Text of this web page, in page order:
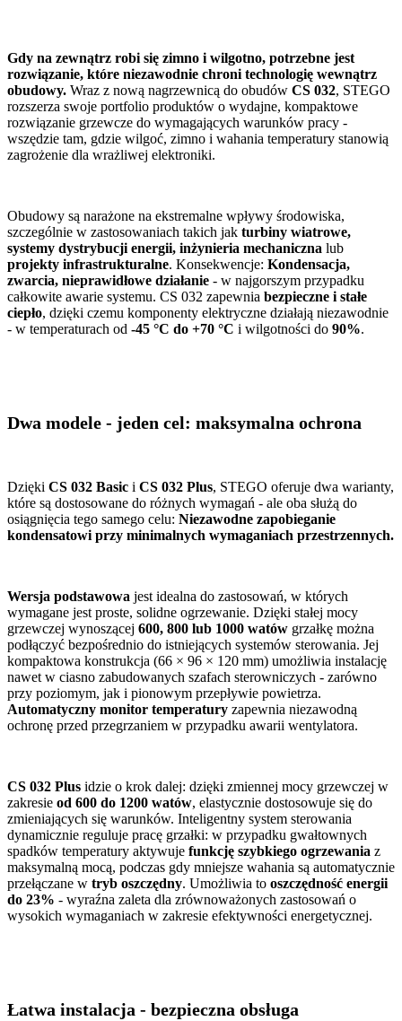
Gdy na zewnątrz robi się zimno i wilgotno, potrzebne jest
rozwiązanie, które niezawodnie chroni technologię wewnątrz
obudowy. Wraz z nową nagrzewnicą do obudów CS 032, STEGO
rozszerza swoje portfolio produktów o wydajne, kompaktowe
rozwiązanie grzewcze do wymagających warunków pracy -
wszędzie tam, gdzie wilgoć, zimno i wahania temperatury stanowią
zagrożenie dla wrażliwej elektroniki.
Obudowy są narażone na ekstremalne wpływy środowiska,
szczególnie w zastosowaniach takich jak turbiny wiatrowe,
systemy dystrybucji energii, inżynieria mechaniczna lub
projekty infrastrukturalne. Konsekwencje: Kondensacja,
zwarcia, nieprawidłowe działanie - w najgorszym przypadku
całkowite awarie systemu. CS 032 zapewnia bezpieczne i stałe
ciepło, dzięki czemu komponenty elektryczne działają niezawodnie
- w temperaturach od -45 °C do +70 °C i wilgotności do 90%.
Dwa modele - jeden cel: maksymalna ochrona
Dzięki CS 032 Basic i CS 032 Plus, STEGO oferuje dwa warianty,
które są dostosowane do różnych wymagań - ale oba służą do
osiągnięcia tego samego celu: Niezawodne zapobieganie
kondensatowi przy minimalnych wymaganiach przestrzennych.
Wersja podstawowa jest idealna do zastosowań, w których
wymagane jest proste, solidne ogrzewanie. Dzięki stałej mocy
grzewczej wynoszącej 600, 800 lub 1000 watów grzałkę można
podłączyć bezpośrednio do istniejących systemów sterowania. Jej
kompaktowa konstrukcja (66 × 96 × 120 mm) umożliwia instalację
nawet w ciasno zabudowanych szafach sterowniczych - zarówno
przy poziomym, jak i pionowym przepływie powietrza.
Automatyczny monitor temperatury zapewnia niezawodną
ochronę przed przegrzaniem w przypadku awarii wentylatora.
CS 032 Plus idzie o krok dalej: dzięki zmiennej mocy grzewczej w
zakresie od 600 do 1200 watów, elastycznie dostosowuje się do
zmieniających się warunków. Inteligentny system sterowania
dynamicznie reguluje pracę grzałki: w przypadku gwałtownych
spadków temperatury aktywuje funkcję szybkiego ogrzewania z
maksymalną mocą, podczas gdy mniejsze wahania są automatycznie
przełączane w tryb oszczędny. Umożliwia to oszczędność energii
do 23% - wyraźna zaleta dla zrównoważonych zastosowań o
wysokich wymaganiach w zakresie efektywności energetycznej.
Łatwa instalacja - bezpieczna obsługa